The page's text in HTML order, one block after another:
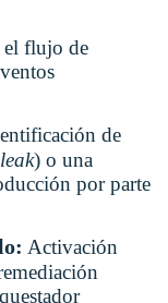
flujo de
de
) o una
por parte
Activación